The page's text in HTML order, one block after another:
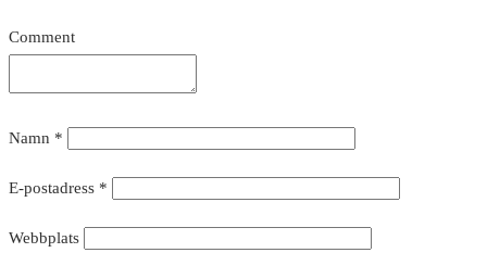
Comment
Namn *
E-postadress *
Webbplats